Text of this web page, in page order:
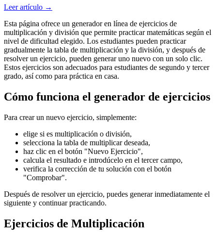
Leer artículo →
Esta página ofrece un generador en línea de ejercicios de
multiplicación y división que permite practicar matemáticas según el
nivel de dificultad elegido. Los estudiantes pueden practicar
gradualmente la tabla de multiplicación y la división, y después de
resolver un ejercicio, pueden generar uno nuevo con un solo clic.
Estos ejercicios son adecuados para estudiantes de segundo y tercer
grado, así como para práctica en casa.
Cómo funciona el generador de ejercicios
Para crear un nuevo ejercicio, simplemente:
elige si es multiplicación o división,
selecciona la tabla de multiplicar deseada,
haz clic en el botón "Nuevo Ejercicio",
calcula el resultado e introdúcelo en el tercer campo,
verifica la corrección de tu solución con el botón
"Comprobar".
Después de resolver un ejercicio, puedes generar inmediatamente el
siguiente y continuar practicando.
Ejercicios de Multiplicación